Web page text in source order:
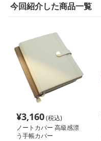
今回紹介した商品一覧
¥3,160(税込)
ノートカバー 高級感漂
う手帳カバー